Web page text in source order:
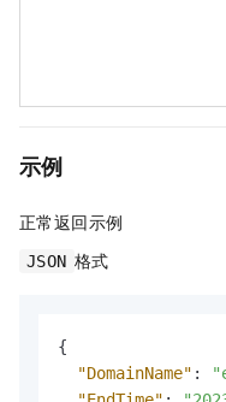
示例
正常返回示例
JSON 格式
{
"DomainName" :